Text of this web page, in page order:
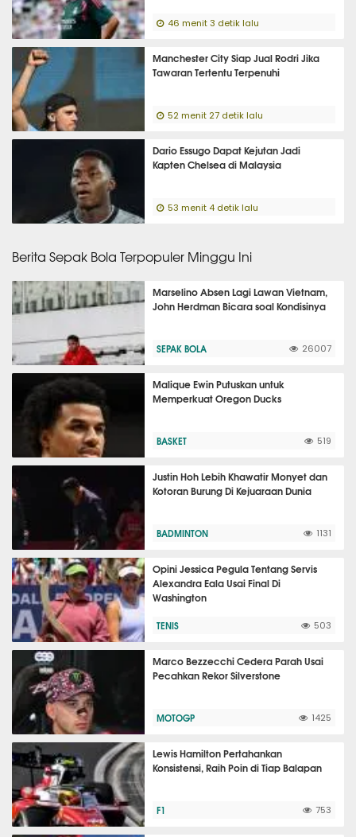
46 menit 3 detik lalu
Manchester City Siap Jual Rodri Jika
Tawaran Tertentu Terpenuhi
52 menit 27 detik lalu
Dario Essugo Dapat Kejutan Jadi
Kapten Chelsea di Malaysia
53 menit 4 detik lalu
Berita Sepak Bola Terpopuler Minggu Ini
Marselino Absen Lagi Lawan Vietnam,
John Herdman Bicara soal Kondisinya
SEPAK BOLA 26007
Malique Ewin Putuskan untuk
Memperkuat Oregon Ducks
BASKET 519
Justin Hoh Lebih Khawatir Monyet dan
Kotoran Burung Di Kejuaraan Dunia
BADMINTON 1131
Opini Jessica Pegula Tentang Servis
Alexandra Eala Usai Final Di
Washington
TENIS 503
Marco Bezzecchi Cedera Parah Usai
Pecahkan Rekor Silverstone
MOTOGP 1425
Lewis Hamilton Pertahankan
Konsistensi, Raih Poin di Tiap Balapan
F1 753